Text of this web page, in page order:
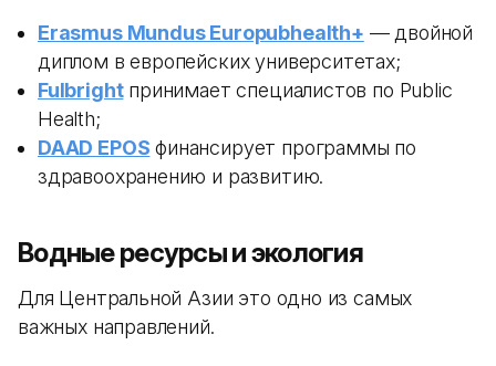
Erasmus Mundus Europubhealth+ — двойной
диплом в европейских университетах;
Fulbrightпринимает специалистов по Public
Health;
DAAD EPOS финансирует программы по
здравоохранению и развитию.
Водные ресурсы и экология
Для Центральной Азии это одно из самых
важных направлений.